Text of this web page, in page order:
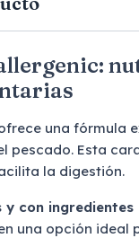
una fórmula
pescado. Esta
la digestión.
y con
una opción ideal